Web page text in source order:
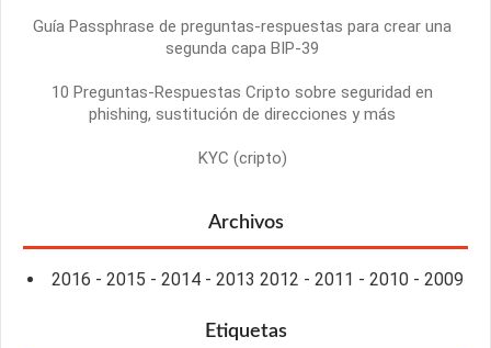
Guía Passphrase de preguntas-respuestas para crear una
segunda capa BIP-39
10 Preguntas-Respuestas Cripto sobre seguridad en
phishing, sustitución de direcciones y más
KYC (cripto)
Archivos
2016 - 2015 - 2014 - 2013 2012 - 2011 - 2010 - 2009
Etiquetas